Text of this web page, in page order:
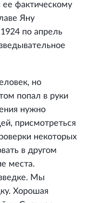
ее фактическому
Яну
по апрель
но
попал в руки
нужно
присмотреться
некоторых
в другом
места.
Мы
Хорошая